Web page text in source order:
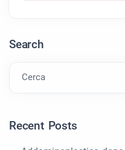
Search
Cerca
Recent Posts